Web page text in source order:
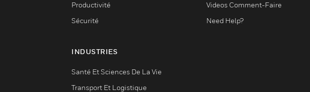
Productivité
Sécurité
INDUSTRIES
Santé Et Sciences De La Vie
Transport Et Logistique
Videos Comment-Faire
Need Help?